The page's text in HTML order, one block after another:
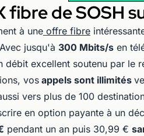
fibre de SOSH
à une offre fibre
jusqu'à 300 Mbits/s en
débit excellent soutenu par le
vosappels sont illimités
vers plus de 100
en option payante à un
pendant un an puis 30,99 €